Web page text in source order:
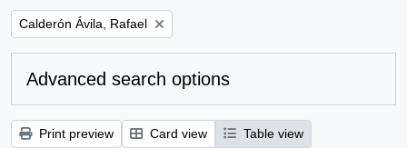
Remove filter:
Calderón Ávila, Rafael
Advanced search options
Print preview Card view
Table view